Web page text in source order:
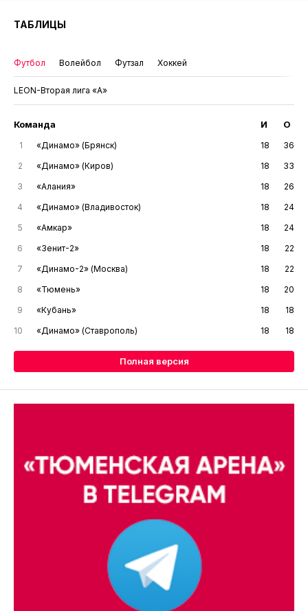
ТАБЛИЦЫ
Футбол Волейбол Футзал Хоккей
LEON-Вторая лига «А»
Команда И О
1 «Динамо» (Брянск) 18
36
2
«Динамо» (Киров) 18
33
3
«Алания» 18
26
4
«Динамо» (Владивосток) 18
24
5
«Амкар» 18
24
6
«Зенит-2» 18
22
7
«Динамо-2» (Москва) 18
22
8
«Тюмень» 18
20
9
«Кубань» 18
18
10
«Динамо» (Ставрополь) 18 18
Полная версия